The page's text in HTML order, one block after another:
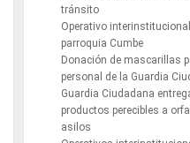
tránsito
Operativo
parroquia Cumbe
Donación de mascarillas
personal de la Guardia
Guardia Ciudadana
productos perecibles a
asilos